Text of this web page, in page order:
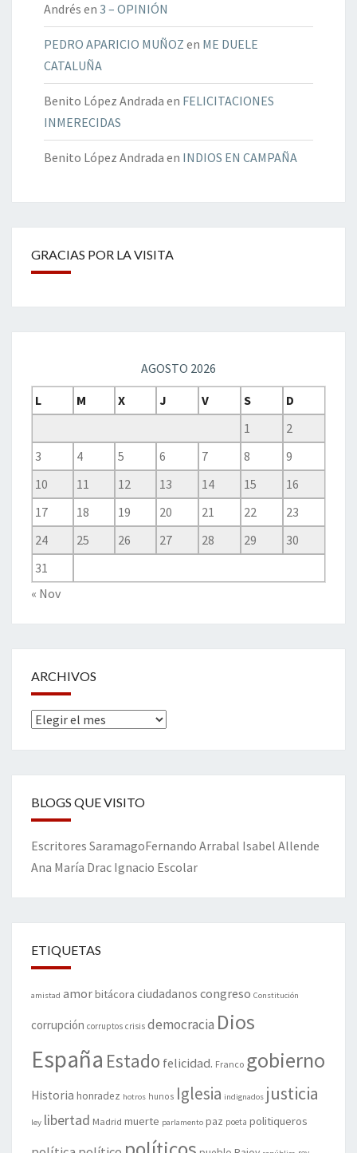
Andrés en 3 – OPINIÓN
PEDRO APARICIO MUÑOZ en ME DUELE
CATALUÑA
Benito López Andrada en FELICITACIONES
INMERECIDAS
Benito López Andrada en INDIOS EN CAMPAÑA
GRACIAS POR LA VISITA
AGOSTO 2026
L
M X J V S
D
1
2
3
4 5 6 7 8
9
10
11 12 13 14 15
16
17
18 19 20 21 22
23
24
25 26 27 28 29
30
31
« Nov
ARCHIVOS
Archivos
BLOGS QUE VISITO
Escritores SaramagoFernando Arrabal Isabel Allende
Ana María Drac Ignacio Escolar
ETIQUETAS
amistad amorbitácora ciudadanos congreso Constitución
corrupción corruptos crisis democracia Dios
España Estado felicidad. Franco gobierno
Historia honradez hotros hunos Iglesia indignados justicia
ley libertad Madrid muerte parlamento paz poeta politiqueros